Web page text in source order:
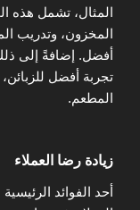
المثال، تشمل هذه
المخزون، وتدريب
أفضل. إضافةً إلى
تجربة أفضل
المطعم.
زيادة رضا العملاء
أحد الفوائد